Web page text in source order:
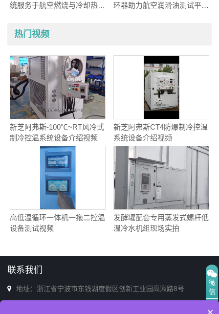
统服务于航空燃烧与冷却热耦
环器助力航空润滑油测试平台
热门视频
新芝阿弗斯-100℃~RT风冷式
制冷控温系统设备介绍视频
新芝阿弗斯CT4防爆制冷控温
系统设备介绍视频
高低温循环一体机一拖二控温
设备测试视频
发酵罐配套专用蒸发式螺杆低
温冷水机组现场实拍
联系我们
地址：浙江省宁波市东钱湖度假区创新工业园高湫路8号
微
信